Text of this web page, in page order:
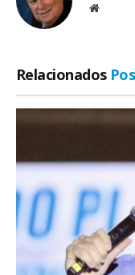
Site
Relacionados